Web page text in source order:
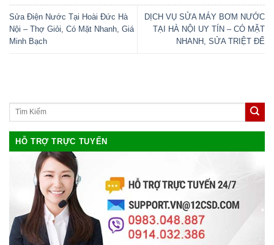
Sửa Điện Nước Tại Hoài Đức Hà
Nội – Thợ Giỏi, Có Mặt Nhanh, Giá
Minh Bạch
DỊCH VỤ SỬA MÁY BƠM NƯỚC
TẠI HÀ NỘI UY TÍN – CÓ MẶT
NHANH, SỬA TRIỆT ĐỂ
HỖ TRỢ TRỰC TUYẾN